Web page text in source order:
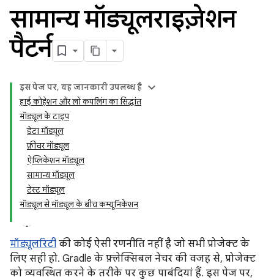
सामान्य मॉड्यूलराइज़ेशन
पैटर्न
इस पेज पर, यह जानकारी उपलब्ध है
हाई कोहेशन और लो कपलिंग का सिद्धांत
मॉड्यूल के टाइप
डेटा मॉड्यूल
फ़ीचर मॉड्यूल
ऐप्लिकेशन मॉड्यूल
सामान्य मॉड्यूल
टेस्ट मॉड्यूल
मॉड्यूल से मॉड्यूल के बीच कम्यूनिकेशन
मॉड्यूलरिटी की कोई ऐसी रणनीति नहीं है जो सभी प्रोजेक्ट के
लिए सही हो. Gradle के फ़्लेक्सिबल नेचर की वजह से, प्रोजेक्ट
को व्यवस्थित करने के तरीके पर कुछ पाबंदियां हैं. इस पेज पर,